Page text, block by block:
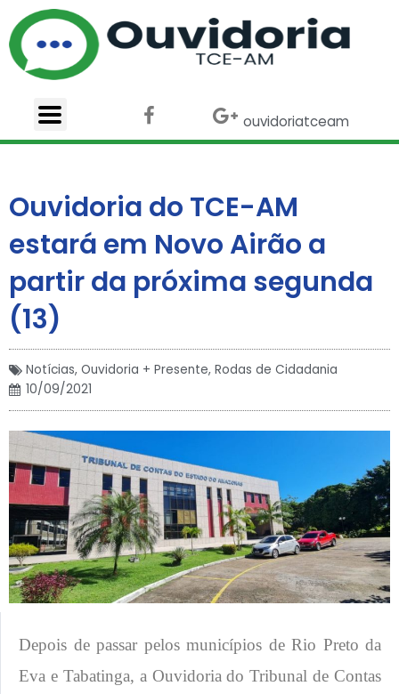
para
conteúdo
F
a
c
o
k
t
t
e
G
o
o
e
p
u
ouvidoriatceam
Ouvidoria do TCE-AM
estará em Novo Airão a
partir da próxima segunda
(13)
Notícias, Ouvidoria + Presente, Rodas de Cidadania
10/09/2021
Depois de passar pelos municípios de Rio Preto da
Eva e Tabatinga, a Ouvidoria do Tribunal de Contas